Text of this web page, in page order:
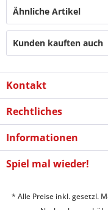
Ähnliche Artikel
Kunden kauften auch
Kontakt
Rechtliches
Informationen
Spiel mal wieder!
* Alle Preise inkl. gesetzl.